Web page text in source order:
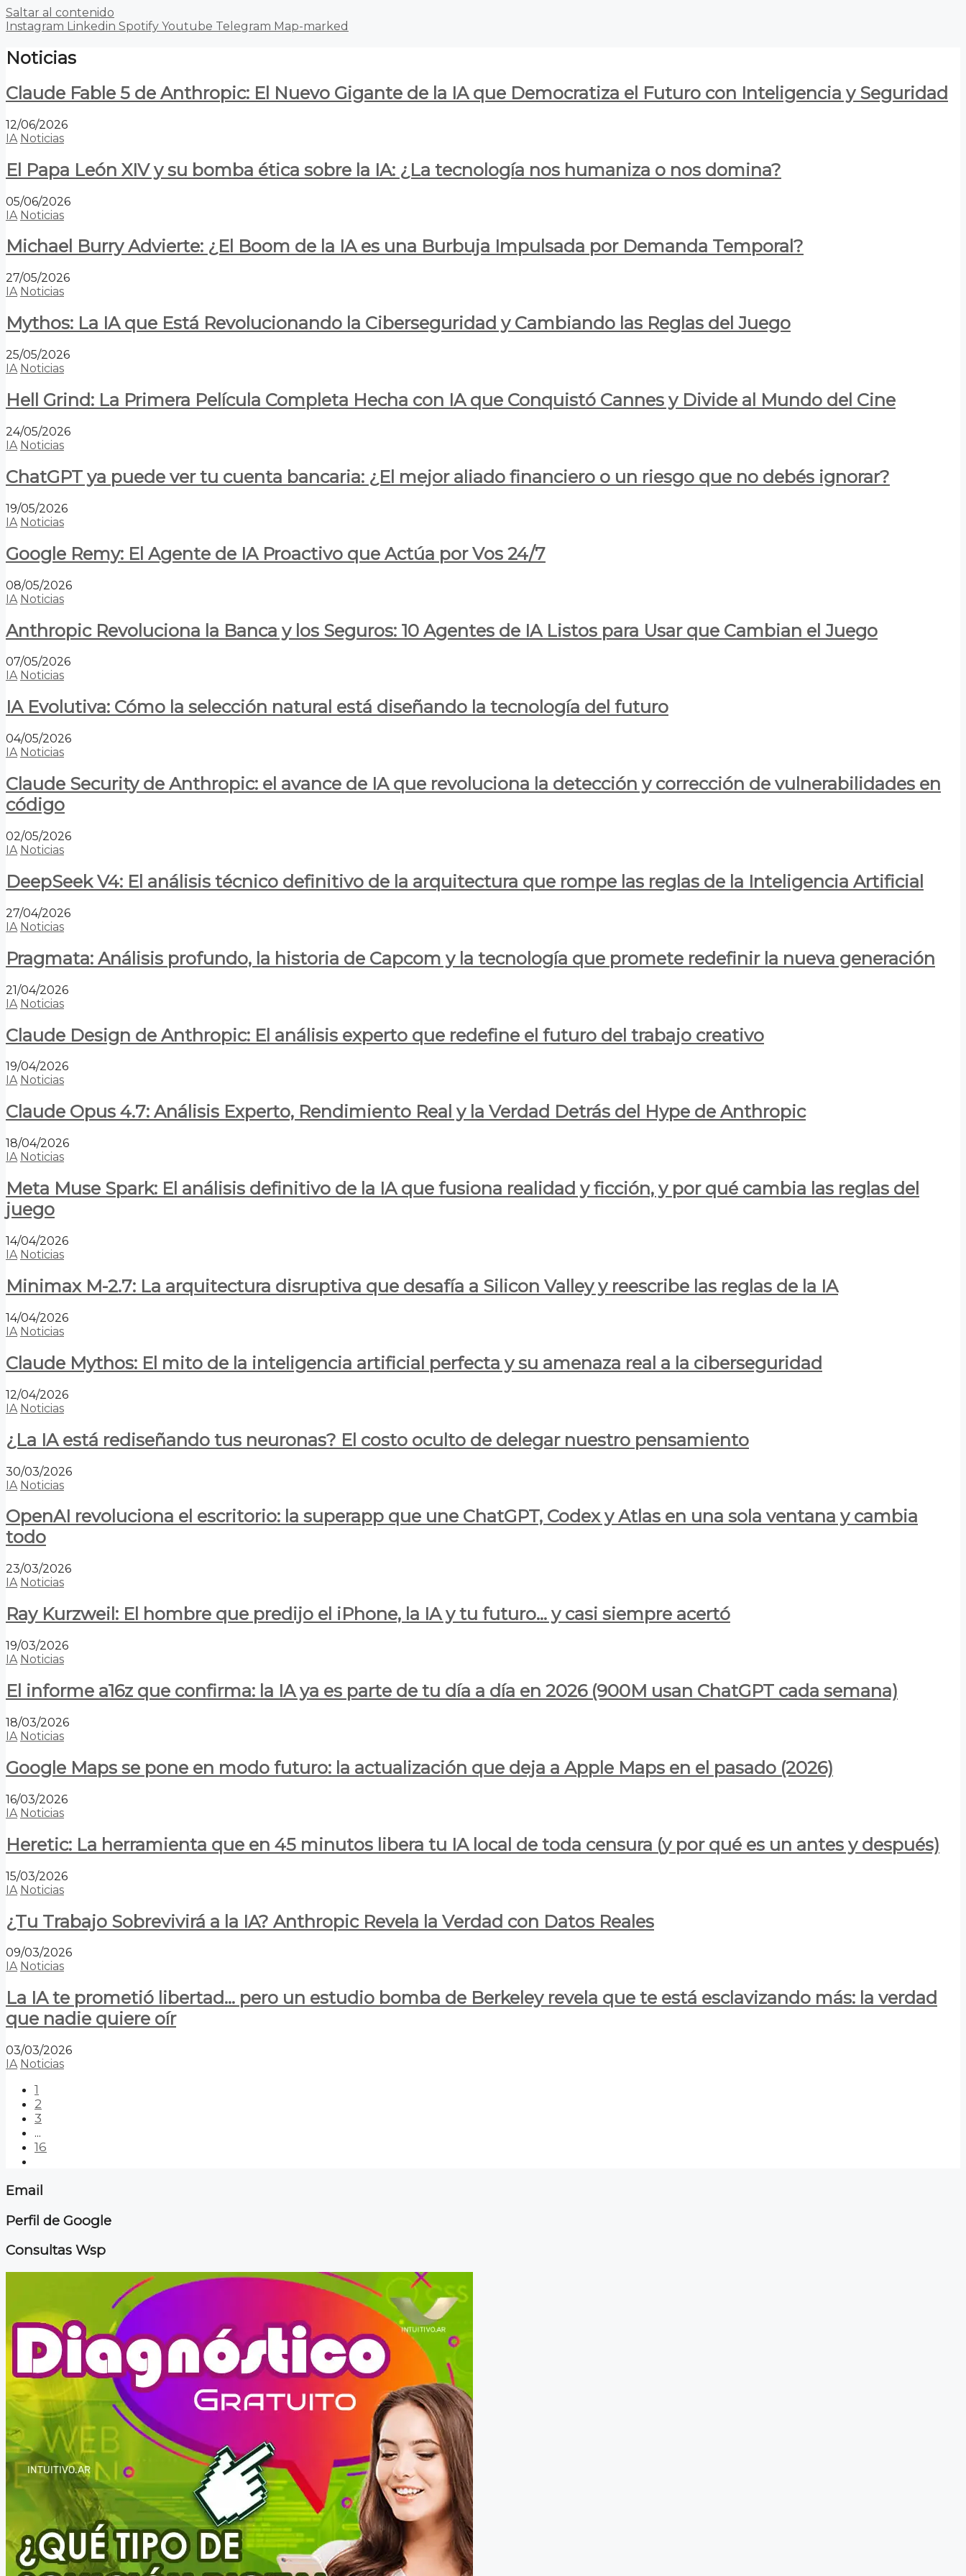
Saltar al contenido
Instagram Linkedin Spotify Youtube Telegram Map-marked
Noticias
Claude Fable 5 de Anthropic: El Nuevo Gigante de la IA que Democratiza el Futuro con Inteligencia y Seguridad
12/06/2026
IA Noticias
El Papa León XIV y su bomba ética sobre la IA: ¿La tecnología nos humaniza o nos domina?
05/06/2026
IA Noticias
Michael Burry Advierte: ¿El Boom de la IA es una Burbuja Impulsada por Demanda Temporal?
27/05/2026
IA Noticias
Mythos: La IA que Está Revolucionando la Ciberseguridad y Cambiando las Reglas del Juego
25/05/2026
IA Noticias
Hell Grind: La Primera Película Completa Hecha con IA que Conquistó Cannes y Divide al Mundo del Cine
24/05/2026
IA Noticias
ChatGPT ya puede ver tu cuenta bancaria: ¿El mejor aliado financiero o un riesgo que no debés ignorar?
19/05/2026
IA Noticias
Google Remy: El Agente de IA Proactivo que Actúa por Vos 24/7
08/05/2026
IA Noticias
Anthropic Revoluciona la Banca y los Seguros: 10 Agentes de IA Listos para Usar que Cambian el Juego
07/05/2026
IA Noticias
IA Evolutiva: Cómo la selección natural está diseñando la tecnología del futuro
04/05/2026
IA Noticias
Claude Security de Anthropic: el avance de IA que revoluciona la detección y corrección de vulnerabilidades en
código
02/05/2026
IA Noticias
DeepSeek V4: El análisis técnico definitivo de la arquitectura que rompe las reglas de la Inteligencia Artificial
27/04/2026
IA Noticias
Pragmata: Análisis profundo, la historia de Capcom y la tecnología que promete redefinir la nueva generación
21/04/2026
IA Noticias
Claude Design de Anthropic: El análisis experto que redefine el futuro del trabajo creativo
19/04/2026
IA Noticias
Claude Opus 4.7: Análisis Experto, Rendimiento Real y la Verdad Detrás del Hype de Anthropic
18/04/2026
IA Noticias
Meta Muse Spark: El análisis definitivo de la IA que fusiona realidad y ficción, y por qué cambia las reglas del
juego
14/04/2026
IA Noticias
Minimax M-2.7: La arquitectura disruptiva que desafía a Silicon Valley y reescribe las reglas de la IA
14/04/2026
IA Noticias
Claude Mythos: El mito de la inteligencia artificial perfecta y su amenaza real a la ciberseguridad
12/04/2026
IA Noticias
¿La IA está rediseñando tus neuronas? El costo oculto de delegar nuestro pensamiento
30/03/2026
IA Noticias
OpenAI revoluciona el escritorio: la superapp que une ChatGPT, Codex y Atlas en una sola ventana y cambia
todo
23/03/2026
IA Noticias
Ray Kurzweil: El hombre que predijo el iPhone, la IA y tu futuro… y casi siempre acertó
19/03/2026
IA Noticias
El informe a16z que confirma: la IA ya es parte de tu día a día en 2026 (900M usan ChatGPT cada semana)
18/03/2026
IA Noticias
Google Maps se pone en modo futuro: la actualización que deja a Apple Maps en el pasado (2026)
16/03/2026
IA Noticias
Heretic: La herramienta que en 45 minutos libera tu IA local de toda censura (y por qué es un antes y después)
15/03/2026
IA Noticias
¿Tu Trabajo Sobrevivirá a la IA? Anthropic Revela la Verdad con Datos Reales
09/03/2026
IA Noticias
La IA te prometió libertad… pero un estudio bomba de Berkeley revela que te está esclavizando más: la verdad
que nadie quiere oír
03/03/2026
IA Noticias
1
2
3
...
16
Email
Perfil de Google
Consultas Wsp